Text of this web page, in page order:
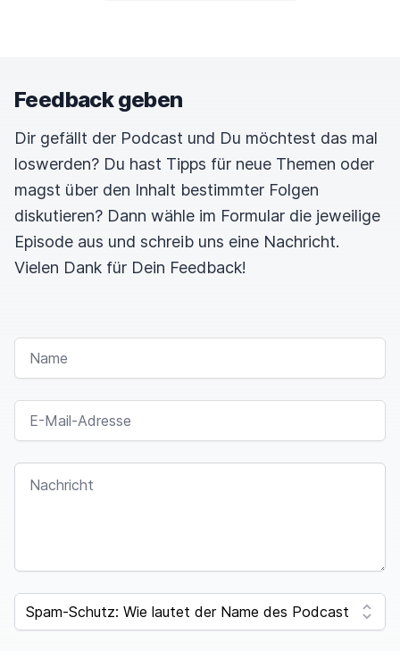
Feedback geben
Dir gefällt der Podcast und Du möchtest das mal
loswerden? Du hast Tipps für neue Themen oder
magst über den Inhalt bestimmter Folgen
diskutieren? Dann wähle im Formular die jeweilige
Episode aus und schreib uns eine Nachricht.
Vielen Dank für Dein Feedback!
NAME
E-MAIL-ADRESSE
NACHRICHT
F
O
SPAM CAPTCHA